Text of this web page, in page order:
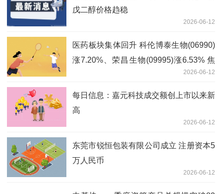
戊二醇价格趋稳
2026-06-12
医药板块集体回升 科伦博泰生物(06990)
涨7.20%、荣昌生物(09995)涨6.53% 焦
2026-06-12
每日信息：嘉元科技成交额创上市以来新
高
2026-06-12
东莞市锐恒包装有限公司成立 注册资本5
万人民币
2026-06-12